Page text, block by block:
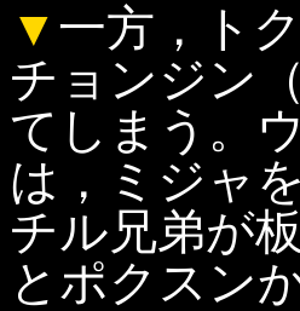
▼ 一方，ト
チョンジン
てしまう。
は，ミジャ
チル兄弟が
とポクスン